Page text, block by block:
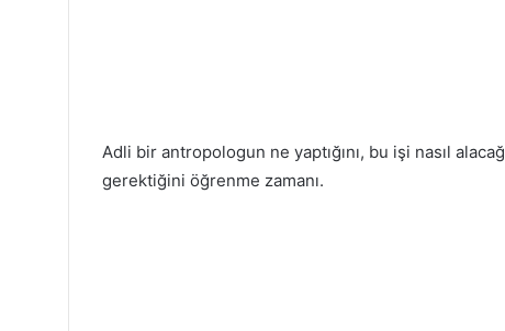
Adli bir antropologun ne yaptığını, bu işi nasıl
gerektiğini öğrenme zamanı.